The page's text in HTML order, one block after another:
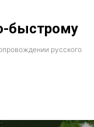
быстрому
русского